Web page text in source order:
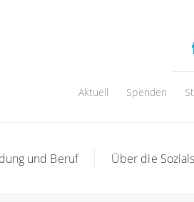
Aktuell Spenden
und Beruf Über die